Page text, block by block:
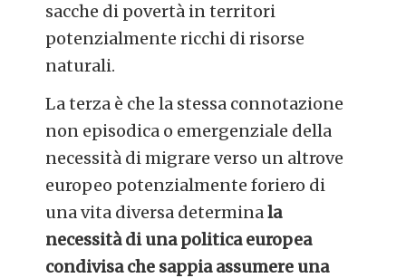
sacche di povertà in territori
potenzialmente ricchi di risorse
naturali.
La terza è che la stessa connotazione
non episodica o emergenziale della
necessità di migrare verso un altrove
europeo potenzialmente foriero di
una vita diversa determinala
necessità di una politica europea
condivisa che sappia assumere una